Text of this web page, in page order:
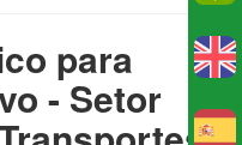
para
- Setor